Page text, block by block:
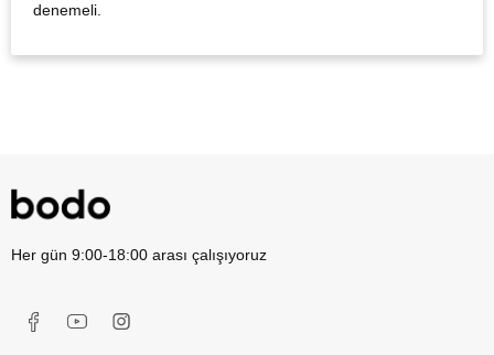
denemeli.
Her gün 9:00-18:00 arası çalışıyoruz